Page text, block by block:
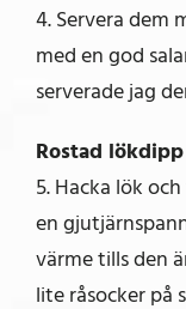
4. Servera dem
med en god
serverade jag
Rostad lökdipp
5. Hacka lök
en
värme tills den
lite råsocker på